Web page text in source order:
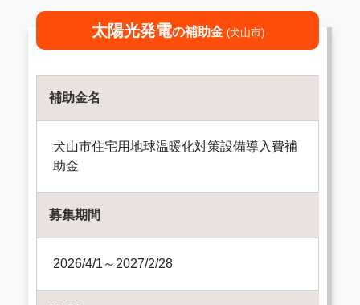
太陽光発電の補助金 (犬山市)
補助金名
犬山市住宅用地球温暖化対策設備導入費補
助金
募集期間
2026/4/1～2027/2/28